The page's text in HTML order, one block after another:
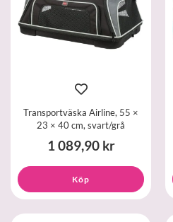
Transportväska Airline, 55 ×
23 × 40 cm, svart/grå
1 089,90 kr
Köp